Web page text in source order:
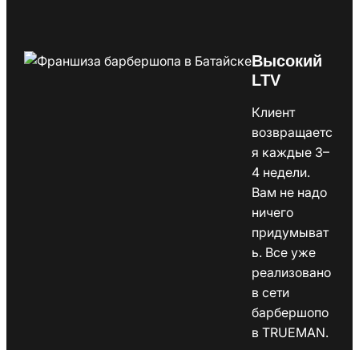
Высокий
LTV
Клиент
возвращаетс
я каждые 3–
4 недели.
Вам не надо
ничего
придумыват
ь. Все уже
реализовано
в сети
барбершопо
в TRUEMAN.